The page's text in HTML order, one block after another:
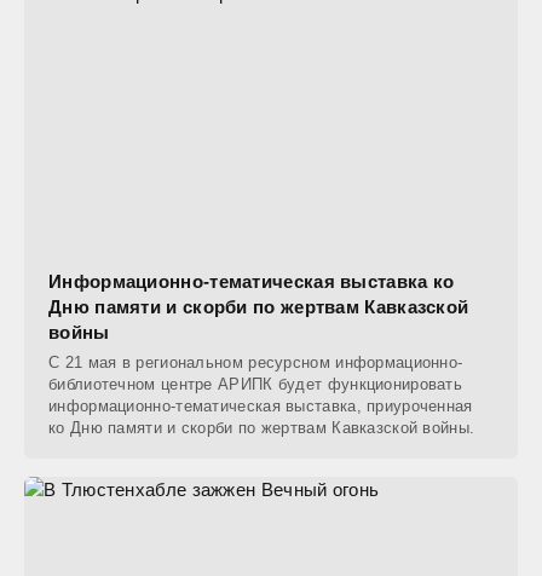
Информационно-тематическая выставка ко
Дню памяти и скорби по жертвам Кавказской
войны
С 21 мая в региональном ресурсном информационно-
библиотечном центре АРИПК будет функционировать
информационно-тематическая выставка, приуроченная
ко Дню памяти и скорби по жертвам Кавказской войны.